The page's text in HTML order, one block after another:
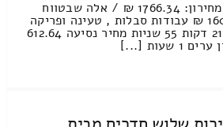
פירוק והרכבה מחיר מחירון: 1766.34 ₪ / אלה שבטווח
המחירים 2200 – 1600 ₪ עבודות סבלות , טעינה ופריקה
: 699.65 ₪ / זמן : 21 דקות 55 שניות מחיר נסיעה 612.64
[...]